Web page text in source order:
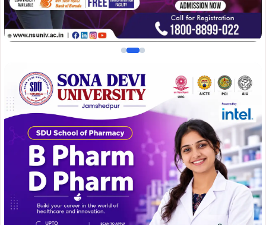
निरीक्षण उपरांत श्री सिंह ने उपस्थित किसानों से संवाद करते हुए उन्हें
पारंपरिक फसलों, धान एवं गेहूं के अतिरिक्त फल, फूल एवं सब्जियों की
वाणिज्यिक खेती के लिए प्रेरित किया. उन्होंने कहा कि आधुनिक एवं
वैज्ञानिक कृषि पद्धतियों को अपनाते हुए जल संसाधनों का सतत एवं
समुचित उपयोग कर कृषि उत्पादकता एवं कृषकों की आय में उल्लेखनीय